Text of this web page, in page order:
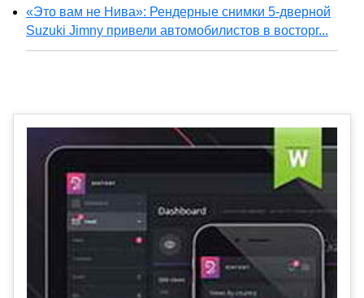
«Это вам не Нива»: Рендерные снимки 5-дверной
Suzuki Jimny привели автомобилистов в восторг...